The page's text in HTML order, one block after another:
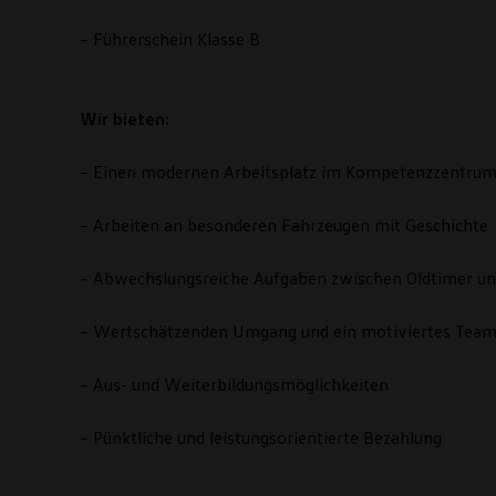
– Führerschein Klasse B
Wir bieten:
– Einen modernen Arbeitsplatz im
– Arbeiten an besonderen Fahrzeugen mit Geschichte
– Abwechslungsreiche Aufgaben zwischen Oldtimer
– Wertschätzenden Umgang und ein motiviertes Team
– Aus- und Weiterbildungsmöglichkeiten
– Pünktliche und leistungsorientierte Bezahlung